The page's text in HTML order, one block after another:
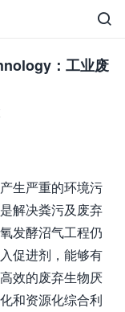

：工业废
生严重的环境污
解决粪污及废弃
发酵沼气工程仍
促进剂，能够有
效的废弃生物厌
和资源化综合利